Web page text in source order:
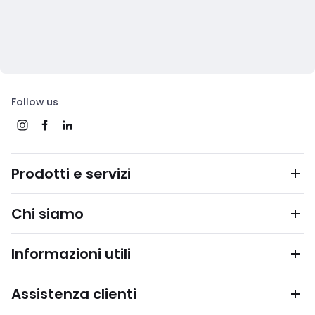
Follow us
Prodotti e servizi
Chi siamo
Informazioni utili
Assistenza clienti